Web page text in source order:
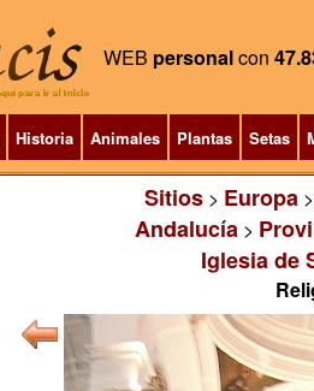
WEB personalcon
Historia Animales Plantas Setas
Sitios> Europa
Andalucía>
Iglesia de